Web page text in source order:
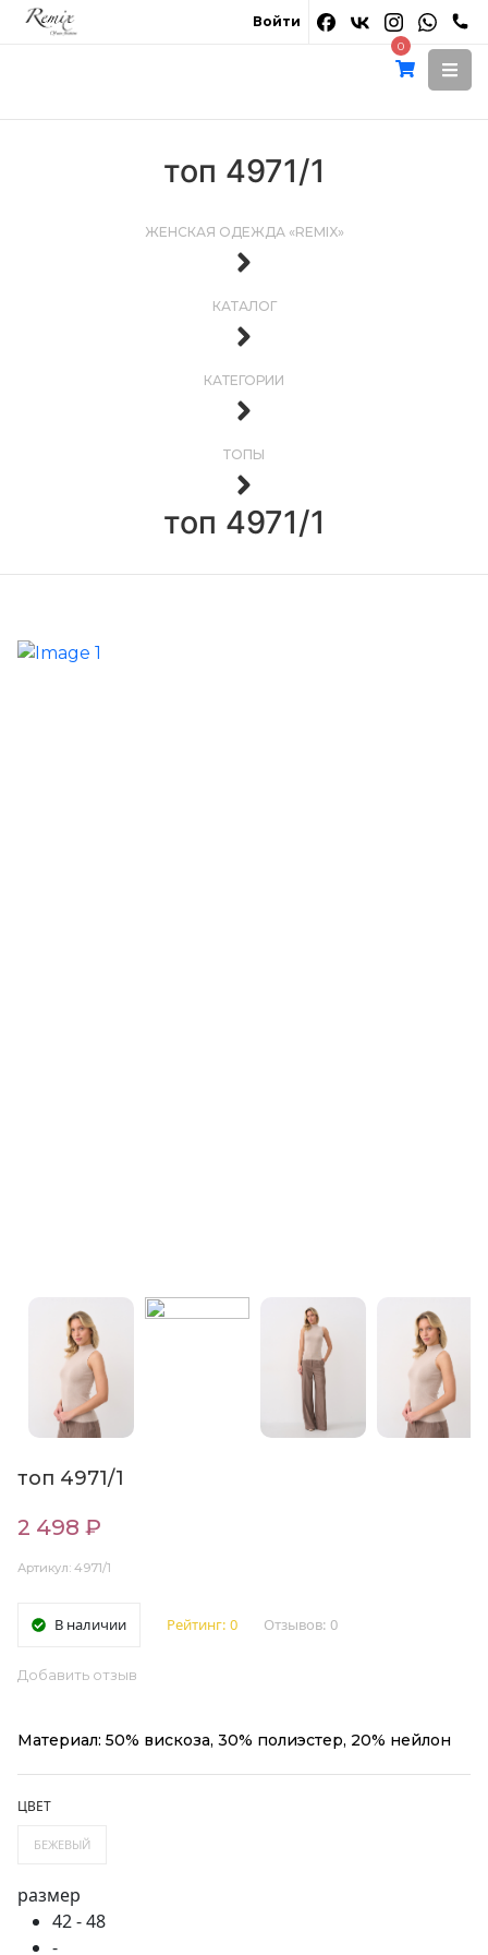
Войти
0
топ 4971/1
ЖЕНСКАЯ ОДЕЖДА «REMIX»
КАТАЛОГ
КАТЕГОРИИ
ТОПЫ
топ 4971/1
топ 4971/1
2 498 ₽
Артикул: 4971/1
В наличии Рейтинг: 0 Отзывов: 0
Добавить отзыв
Материал: 50% вискоза, 30% полиэстер, 20% нейлон
ЦВЕТ
БЕЖЕВЫЙ
размер
42 - 48
-